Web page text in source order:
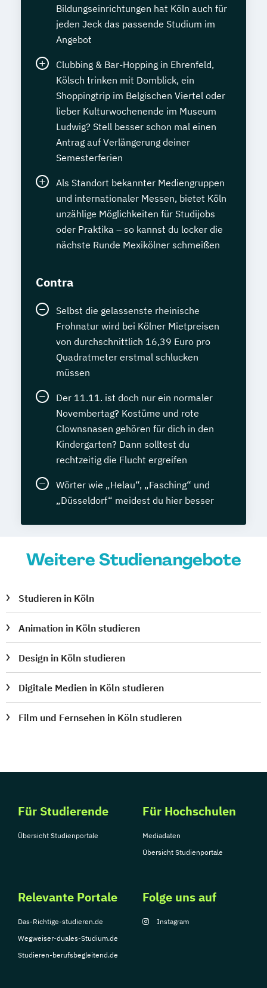
Bildungseinrichtungen hat Köln auch für
jeden Jeck das passende Studium im
Angebot
Clubbing & Bar-Hopping in Ehrenfeld,
Kölsch trinken mit Domblick, ein
Shoppingtrip im Belgischen Viertel oder
lieber Kulturwochenende im Museum
Ludwig? Stell besser schon mal einen
Antrag auf Verlängerung deiner
Semesterferien
Als Standort bekannter Mediengruppen
und internationaler Messen, bietet Köln
unzählige Möglichkeiten für Studijobs
oder Praktika – so kannst du locker die
nächste Runde Mexikölner schmeißen
Contra
Selbst die gelassenste rheinische
Frohnatur wird bei Kölner Mietpreisen
von durchschnittlich 16,39 Euro pro
Quadratmeter erstmal schlucken
müssen
Der 11.11. ist doch nur ein normaler
Novembertag? Kostüme und rote
Clownsnasen gehören für dich in den
Kindergarten? Dann solltest du
rechtzeitig die Flucht ergreifen
Wörter wie „Helau“, „Fasching“ und
„Düsseldorf“ meidest du hier besser
Weitere Studienangebote
Studieren in Köln
Animation in Köln studieren
Design in Köln studieren
Digitale Medien in Köln studieren
Film und Fernsehen in Köln studieren
Für Studierende
Übersicht Studienportale
Für Hochschulen
Mediadaten
Übersicht Studienportale
Relevante Portale
Das-Richtige-studieren.de
Wegweiser-duales-Studium.de
Studieren-berufsbegleitend.de
Folge uns auf
Instagram